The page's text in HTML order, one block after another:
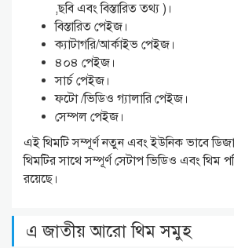
,ছবি এবং বিস্তারিত তথ্য )।
বিস্তারিত পেইজ।
ক্যাটাগরি/আর্কাইভ পেইজ।
৪০৪ পেইজ।
সার্চ পেইজ।
ফটো /ভিডিও গ্যালারি পেইজ।
সেম্পল পেইজ।
এই থিমটি সম্পূর্ণ নতুন এবং ইউনিক ভাবে
থিমটির সাথে সম্পূর্ণ সেটাপ ভিডিও এবং থিম
রয়েছে।
এ জাতীয় আরো থিম সমুহ